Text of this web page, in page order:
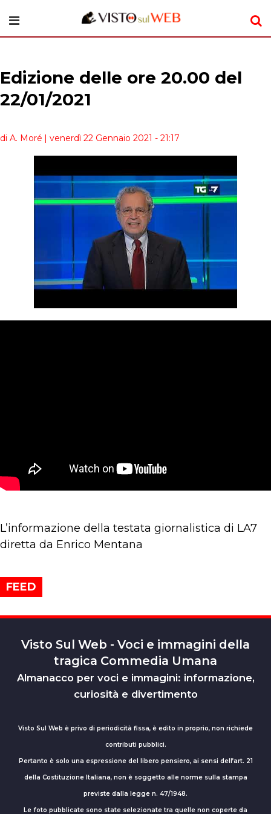
Edizione delle ore 20.00 del
22/01/2021
di A. Moré | venerdì 22 Gennaio 2021 - 21:17
L’informazione della testata giornalistica di LA7
diretta da Enrico Mentana
FEED
Visto Sul Web - Voci e immagini della
tragica Commedia Umana
Almanacco per voci e immagini: informazione,
curiosità e divertimento
Visto Sul Web è privo di periodicità fissa, è edito in proprio, non richiede
contributi pubblici.
Pertanto è solo una espressione del libero pensiero, ai sensi dell’art. 21
della Costituzione Italiana, non è soggetto alle norme sulla stampa
previste dalla legge n. 47/1948.
Le foto pubblicate sono state selezionate tra quelle non coperte da